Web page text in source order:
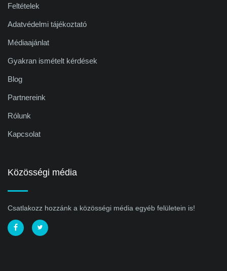
Feltételek
Adatvédelmi tájékoztató
Médiaajánlat
Gyakran ismételt kérdések
Blog
Partnereink
Rólunk
Kapcsolat
Közösségi média
Csatlakozz hozzánk a közösségi média egyéb felületein is!